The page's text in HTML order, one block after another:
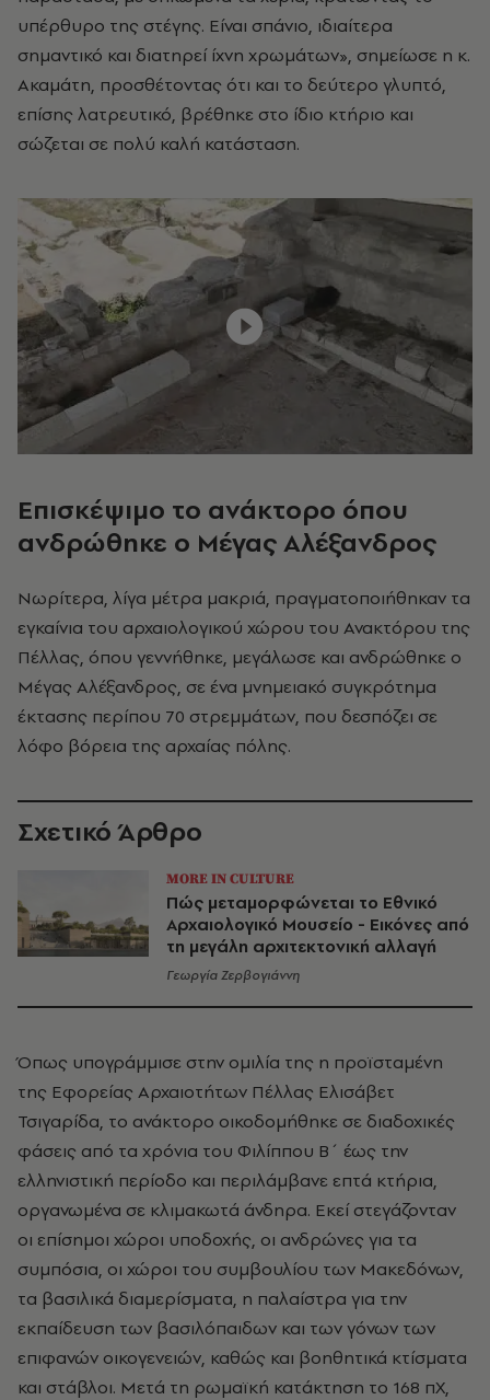
υπέρθυρο της στέγης. Είναι σπάνιο, ιδιαίτερα
σημαντικό και διατηρεί ίχνη χρωμάτων», σημείωσε η κ.
Ακαμάτη, προσθέτοντας ότι και το δεύτερο γλυπτό,
επίσης λατρευτικό, βρέθηκε στο ίδιο κτήριο και
σώζεται σε πολύ καλή κατάσταση.
Επισκέψιμο το ανάκτορο όπου
ανδρώθηκε ο Μέγας Αλέξανδρος
Νωρίτερα, λίγα μέτρα μακριά, πραγματοποιήθηκαν τα
εγκαίνια του αρχαιολογικού χώρου του Ανακτόρου της
Πέλλας, όπου γεννήθηκε, μεγάλωσε και ανδρώθηκε ο
Μέγας Αλέξανδρος, σε ένα μνημειακό συγκρότημα
έκτασης περίπου 70 στρεμμάτων, που δεσπόζει σε
λόφο βόρεια της αρχαίας πόλης.
Σχετικό Άρθρο
MORE IN CULTURE
Πώς μεταμορφώνεται το Εθνικό
Αρχαιολογικό Μουσείο - Εικόνες από
τη μεγάλη αρχιτεκτονική αλλαγή
Γεωργία Ζερβογιάννη
Όπως υπογράμμισε στην ομιλία της η προϊσταμένη
της Εφορείας Αρχαιοτήτων Πέλλας Ελισάβετ
Τσιγαρίδα, το ανάκτορο οικοδομήθηκε σε διαδοχικές
φάσεις από τα χρόνια του Φιλίππου Β΄ έως την
ελληνιστική περίοδο και περιλάμβανε επτά κτήρια,
οργανωμένα σε κλιμακωτά άνδηρα. Εκεί στεγάζονταν
οι επίσημοι χώροι υποδοχής, οι ανδρώνες για τα
συμπόσια, οι χώροι του συμβουλίου των Μακεδόνων,
τα βασιλικά διαμερίσματα, η παλαίστρα για την
εκπαίδευση των βασιλόπαιδων και των γόνων των
επιφανών οικογενειών, καθώς και βοηθητικά κτίσματα
και στάβλοι. Μετά τη ρωμαϊκή κατάκτηση το 168 πΧ,